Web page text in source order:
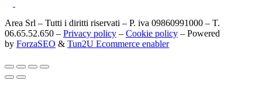
Area Srl – Tutti i diritti riservati – P. iva 09860991000 – T.
06.65.52.650 – Privacy policy – Cookie policy – Powered
by ForzaSEO & Tun2U Ecommerce enabler